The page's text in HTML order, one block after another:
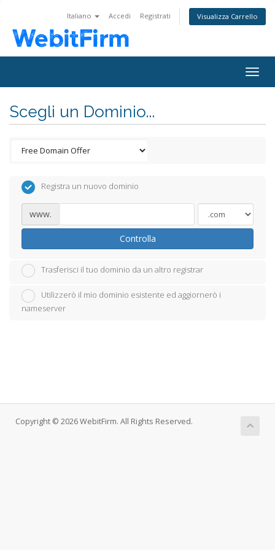
Italiano Accedi Registrati Visualizza Carrello
Scegli un Dominio...
Registra un nuovo dominio
www.
Controlla
Trasferisci il tuo dominio da un altro registrar
Utilizzerò il mio dominio esistente ed aggiornerò i
nameserver
Copyright © 2026 WebitFirm. All Rights Reserved.